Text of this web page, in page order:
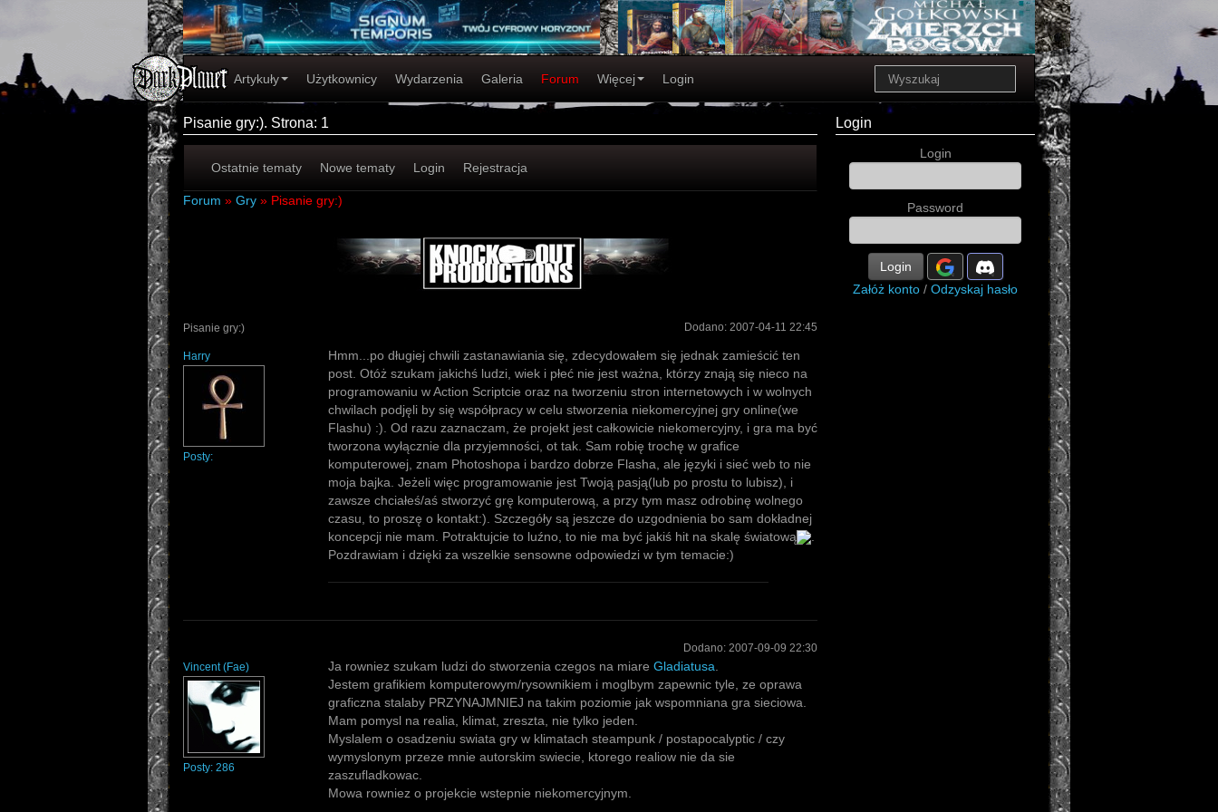
Artykuły Użytkownicy Wydarzenia Galeria Forum Więcej Login
Pisanie gry:). Strona: 1
Ostatnie tematy Nowe tematy Login Rejestracja
Forum » Gry » Pisanie gry:)
Pisanie gry:) Dodano: 2007-04-11 22:45
Harry
Posty:
Hmm...po długiej chwili zastanawiania się, zdecydowałem się jednak zamieścić ten
post. Otóż szukam jakichś ludzi, wiek i płeć nie jest ważna, którzy znają się nieco na
programowaniu w Action Scriptcie oraz na tworzeniu stron internetowych i w wolnych
chwilach podjęli by się współpracy w celu stworzenia niekomercyjnej gry online(we
Flashu) :). Od razu zaznaczam, że projekt jest całkowicie niekomercyjny, i gra ma być
tworzona wyłącznie dla przyjemności, ot tak. Sam robię trochę w grafice
komputerowej, znam Photoshopa i bardzo dobrze Flasha, ale języki i sieć web to nie
moja bajka. Jeżeli więc programowanie jest Twoją pasją(lub po prostu to lubisz), i
zawsze chciałeś/aś stworzyć grę komputerową, a przy tym masz odrobinę wolnego
czasu, to proszę o kontakt:). Szczegóły są jeszcze do uzgodnienia bo sam dokładnej
koncepcji nie mam. Potraktujcie to luźno, to nie ma być jakiś hit na skalę światową
Pozdrawiam i dzięki za wszelkie sensowne odpowiedzi w tym temacie:)
Dodano: 2007-09-09 22:30
Vincent(Fae)
Posty: 286
Ja rowniez szukam ludzi do stworzenia czegos na miare Gladiatusa
Jestem grafikiem komputerowym/rysownikiem i moglbym zapewnic tyle, ze oprawa
graficzna stalaby PRZYNAJMNIEJ na takim poziomie jak wspomniana gra sieciowa.
Mam pomysl na realia, klimat, zreszta, nie tylko jeden.
Myslalem o osadzeniu swiata gry w klimatach steampunk / postapocalyptic / czy
wymyslonym przeze mnie autorskim swiecie, ktorego realiow nie da sie
zaszufladkowac.
Mowa rowniez o projekcie wstepnie niekomercyjnym.
Login
Login
Password
Login
Załóż konto / Odzyskaj hasło